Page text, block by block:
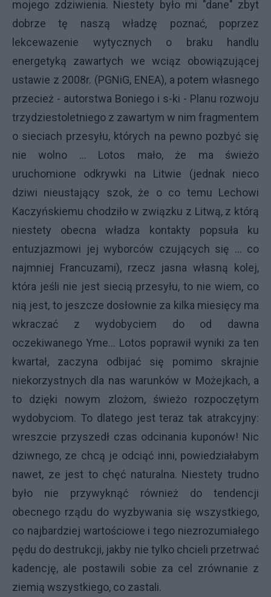
mojego zdziwienia. Niestety było mi "dane" zbyt
dobrze tę naszą władzę poznać, poprzez
lekcewazenie wytycznych o braku handlu
energetyką zawartych we wciąz obowiązującej
ustawie z 2008r. (PGNiG, ENEA), a potem własnego
przecież - autorstwa Boniego i s-ki - Planu rozwoju
trzydziestoletniego z zawartym w nim fragmentem
o sieciach przesyłu, których na pewno pozbyć się
nie wolno ... Lotos mało, że ma świeżo
uruchomione odkrywki na Litwie (jednak nieco
dziwi nieustający szok, że o co temu Lechowi
Kaczyńskiemu chodziło w związku z Litwą, z którą
niestety obecna władza kontakty popsuła ku
entuzjazmowi jej wyborców czujących się ... co
najmniej Francuzami), rzecz jasna własną kolej,
która jeśli nie jest siecią przesyłu, to nie wiem, co
nią jest, to jeszcze dosłownie za kilka miesięcy ma
wkraczać z wydobyciem do od dawna
oczekiwanego Yme... Lotos poprawił wyniki za ten
kwartał, zaczyna odbijać się pomimo skrajnie
niekorzystnych dla nas warunków w Możejkach, a
to dzięki nowym zlożom, świeżo rozpoczętym
wydobyciom. To dlatego jest teraz tak atrakcyjny:
wreszcie przyszedł czas odcinania kuponów! Nic
dziwnego, ze chcą je odciąć inni, powiedziałabym
nawet, ze jest to chęć naturalna. Niestety trudno
było nie przywyknąć również do tendencji
obecnego rządu do wyzbywania się wszystkiego,
co najbardziej wartościowe i tego niezrozumiałego
pędu do destrukcji, jakby nie tylko chcieli przetrwać
kadencję, ale postawili sobie za cel zrównanie z
ziemią wszystkiego, co zastali.